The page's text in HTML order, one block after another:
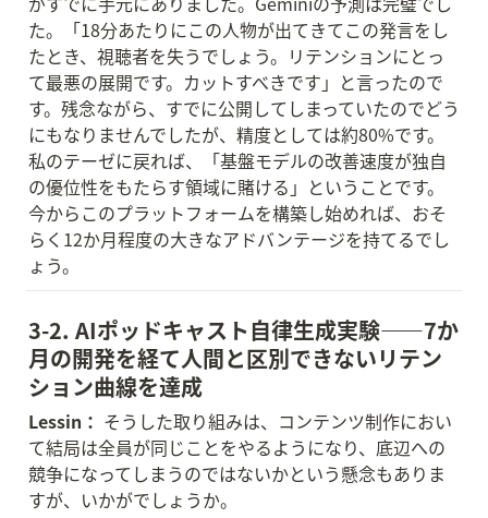
た。「18分あたりにこの人物が出てきてこの発言をし
たとき、視聴者を失うでしょう。リテンションにとっ
て最悪の展開です。カットすべきです」と言ったので
す。残念ながら、すでに公開してしまっていたのでどう
にもなりませんでしたが、精度としては約80%です。
私のテーゼに戻れば、「基盤モデルの改善速度が独自
の優位性をもたらす領域に賭ける」ということです。
今からこのプラットフォームを構築し始めれば、おそ
らく12か月程度の大きなアドバンテージを持てるでし
ょう。
3-2. AIポッドキャスト自律生成実験——7か
月の開発を経て人間と区別できないリテン
ション曲線を達成
Lessin： そうした取り組みは、コンテンツ制作におい
て結局は全員が同じことをやるようになり、底辺への
競争になってしまうのではないかという懸念もありま
すが、いかがでしょうか。